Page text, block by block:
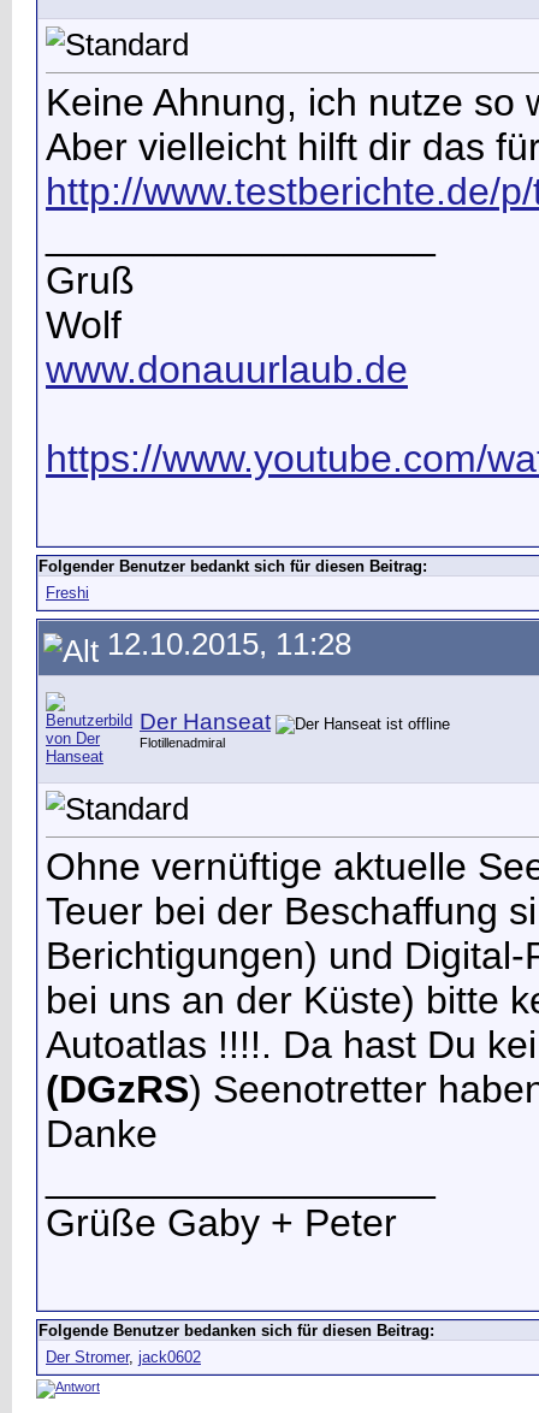
Keine Ahnung, ich nutze so
Aber vielleicht hilft dir das
http://www.testberichte.de/
Gruß
Wolf
www.donauurlaub.de
https://www.youtube.com/
Folgender Benutzer bedankt sich für diesen Beitrag:
Freshi
12.10.2015, 11:28
Der Hanseat
Flotillenadmiral
Ohne vernüftige aktuelle
Teuer bei der Beschaffung
Berichtigungen) und
bei uns an der Küste) bitte
Autoatlas !!!!. Da hast Du
(DGzRS) Seenotretter
Danke
Grüße Gaby + Peter
Folgende Benutzer bedanken sich für diesen Beitrag:
Der Stromer, jack0602